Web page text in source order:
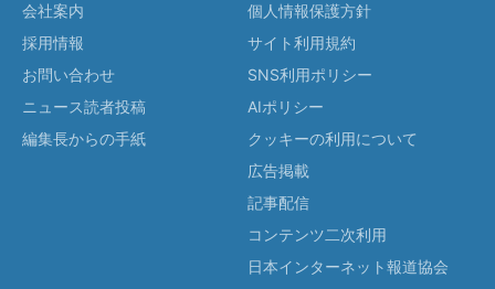
会社案内
採用情報
お問い合わせ
ニュース読者投稿
編集長からの手紙
個人情報保護方針
サイト利用規約
SNS利用ポリシー
AIポリシー
クッキーの利用について
広告掲載
記事配信
コンテンツ二次利用
日本インターネット報道協会